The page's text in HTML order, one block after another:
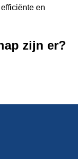
en
zijn er?